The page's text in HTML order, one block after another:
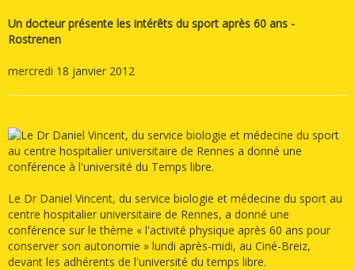
Un docteur présente les intérêts du sport après 60 ans -
Rostrenen
mercredi 18 janvier 2012
Le Dr Daniel Vincent, du service biologie et médecine du sport au
centre hospitalier universitaire de Rennes, a donné une
conférence sur le thème « l'activité physique après 60 ans pour
conserver son autonomie » lundi après-midi, au Ciné-Breiz,
devant les adhérents de l'université du temps libre.